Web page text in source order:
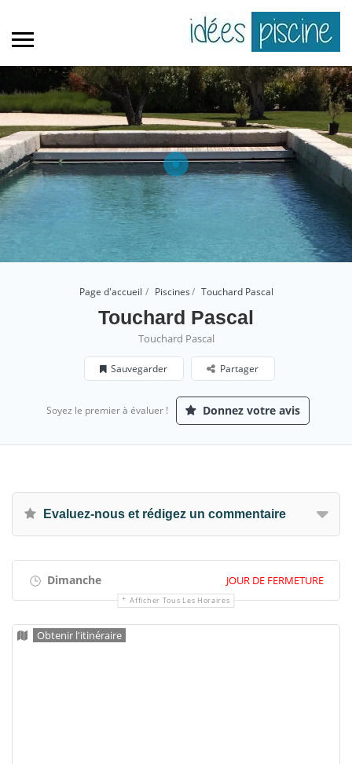
Page d'accueil Piscines Touchard Pascal
Touchard Pascal
Touchard Pascal
Sauvegarder Partager
Soyez le premier à évaluer ! Donnez votre avis
Evaluez-nous et rédigez un commentaire
Dimanche JOUR DE FERMETURE
Afficher Tous Les Horaires
Obtenir l'itinéraire